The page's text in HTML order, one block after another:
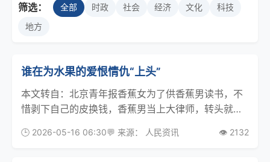
筛选： 全部 时政 社会 经济 文化
科技
地方
谁在为水果的爱恨情仇“上头”
本文转自：北京青年报香蕉女为了供香蕉男读书，不
惜剥下自己的皮换钱，香蕉男当上大律师，转头就和
的香蕉女在雨夜街头流浪，遇见了草莓闺蜜，闺蜜助
🕒 2026-05-16 06:30💬 来源： 人民资讯 👁️ 2132